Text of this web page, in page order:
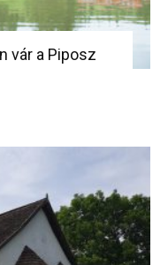
vár a Piposz